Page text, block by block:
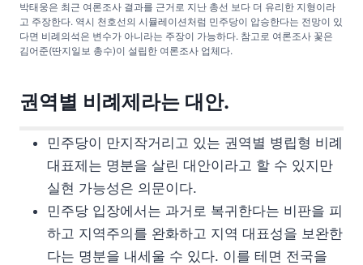
박태웅은 최근 여론조사 결과를 근거로 지난 총선 보다 더 유리한 지형이라
고 주장한다. 역시 천호선의 시뮬레이션처럼 민주당이 압승한다는 전망이 있
다면 비례의석은 변수가 아니라는 주장이 가능하다. 참고로 여론조사 꽃은
김어준(딴지일보 총수)이 설립한 여론조사 업체다.
권역별 비례제라는 대안.
민주당이 만지작거리고 있는 권역별 병립형 비례
대표제는 명분을 살린 대안이라고 할 수 있지만
실현 가능성은 의문이다.
민주당 입장에서는 과거로 복귀한다는 비판을 피
하고 지역주의를 완화하고 지역 대표성을 보완한
다는 명분을 내세울 수 있다. 이를 테면 전국을